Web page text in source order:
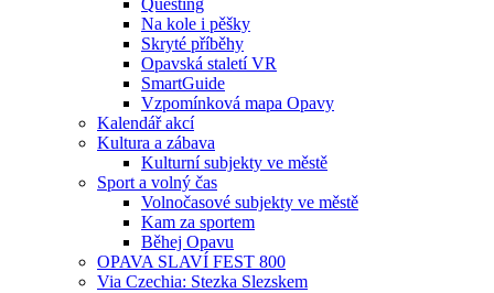
Questing
Na kole i pěšky
Skryté příběhy
Opavská staletí VR
SmartGuide
Vzpomínková mapa Opavy
Kalendář akcí
Kultura a zábava
Kulturní subjekty ve městě
Sport a volný čas
Volnočasové subjekty ve městě
Kam za sportem
Běhej Opavu
OPAVA SLAVÍ FEST 800
Via Czechia: Stezka Slezskem